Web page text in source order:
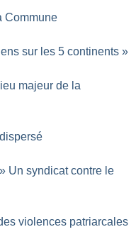
Commune
sur les 5 continents »
majeur de la
» Un syndicat contre le
violences patriarcales